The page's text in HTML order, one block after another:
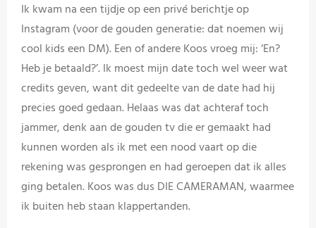
Ik kwam na een tijdje op een privé berichtje op
Instagram (voor de gouden generatie: dat noemen wij
cool kids een DM). Een of andere Koos vroeg mij: ‘En?
Heb je betaald?’. Ik moest mijn date toch wel weer wat
credits geven, want dit gedeelte van de date had hij
precies goed gedaan. Helaas was dat achteraf toch
jammer, denk aan de gouden tv die er gemaakt had
kunnen worden als ik met een nood vaart op die
rekening was gesprongen en had geroepen dat ik alles
ging betalen. Koos was dus DIE CAMERAMAN, waarmee
ik buiten heb staan klappertanden.